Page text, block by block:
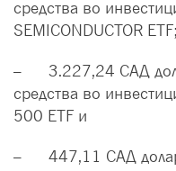
средства во
SEMICONDUCTOR ETF;
– 3.227,24 САД
средства во
500 ETF и
– 447,11 САД